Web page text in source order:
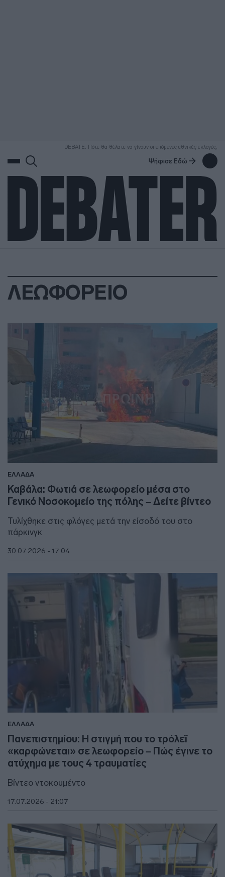
DEBATE: Πότε θα θέλατε να γίνουν οι επόμενες εθνικές εκλογές;
Ψήφισε Εδώ
ΛΕΩΦΟΡΕΙΟ
ΕΛΛΑΔΑ
Καβάλα: Φωτιά σε λεωφορείο μέσα στο
Γενικό Νοσοκομείο της πόλης – Δείτε βίντεο
Τυλίχθηκε στις φλόγες μετά την είσοδό του στο
πάρκινγκ
30.07.2026 - 17:04
ΕΛΛΑΔΑ
Πανεπιστημίου: Η στιγμή που το τρόλεϊ
«καρφώνεται» σε λεωφορείο – Πώς έγινε το
ατύχημα με τους 4 τραυματίες
Βίντεο ντοκουμέντο
17.07.2026 - 21:07